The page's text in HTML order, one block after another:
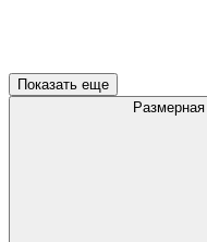
Показать еще